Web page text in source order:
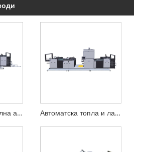
Мултифункционална автоматска машина за ламинирање Автоматска топла и ладна машина за ламинирање